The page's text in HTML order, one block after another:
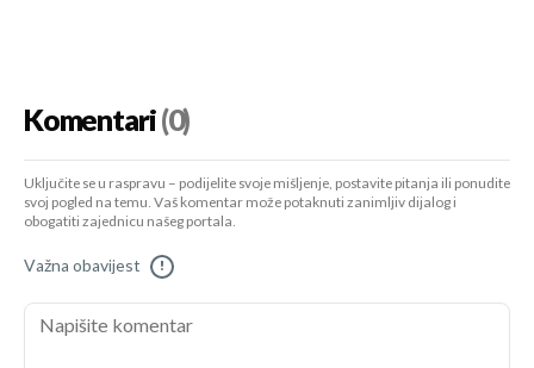
Komentari(0)
Uključite se u raspravu – podijelite svoje mišljenje, postavite pitanja ili ponudite
svoj pogled na temu. Vaš komentar može potaknuti zanimljiv dijalog i
obogatiti zajednicu našeg portala.
Važna obavijest !